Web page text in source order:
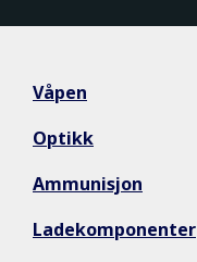
Våpen
Optikk
Ammunisjon
Ladekomponenter